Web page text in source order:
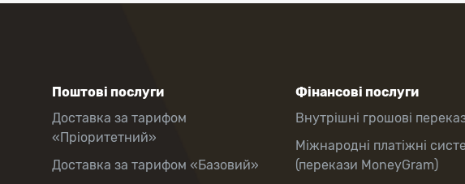
Поштові послуги
Доставка за тарифом
«Пріоритетний»
Доставка за тарифом «Базовий»
Фінансові послуги
Внутрішні грошові
Міжнародні платіжні
(перекази MoneyGram)